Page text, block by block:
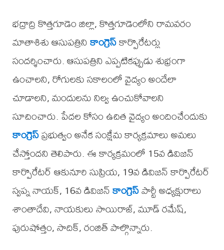
భద్రాద్రి కొత్తగూడెం జిల్లా, కొత్తగూడెంలోని రామవరం
మాతాశిశు ఆసుపత్రినికాంగ్రెస్కార్పొరేటర్లు
సందర్శించారు. ఆసుపత్రిని ఎప్పటికప్పుడు శుభ్రంగా
ఉంచాలని, రోగులకు సకాలంలో వైద్యం అందేలా
చూడాలని, మందులను నిల్వ ఉంచుకోవాలని
సూచించారు. పేదల కోసం ఉచిత వైద్యం అందించేందుకు
కాంగ్రెస్ప్రభుత్వం అనేక సంక్షేమ కార్యక్రమాలు అమలు
చేస్తోందని తెలిపారు. ఈ కార్యక్రమంలో 15వ డివిజన్
కార్పొరేటర్ ఆకునూరి సుప్రియ, 19వ డివిజన్ కార్పొరేటర్
స్వప్న నాయక్, 16వ డివిజన్కాంగ్రెస్పార్టీ అధ్యక్షురాలు
శాంతాదేవి, నాయకులు సాయిరాజ్, మూడ్ రమేష్,
పురుషోత్తం, సాదిక్, రంజిత్ పాల్గొన్నారు.